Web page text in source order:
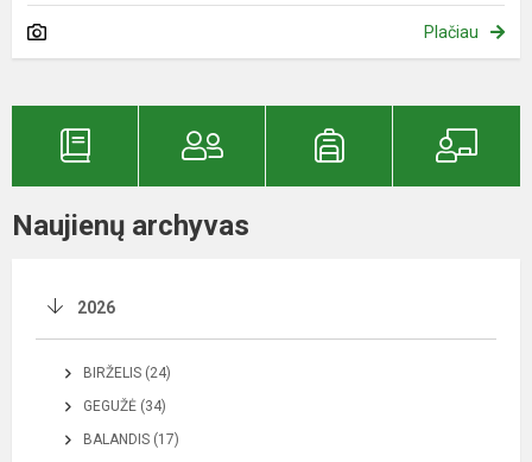
Plačiau
Naujienų archyvas
2026
BIRŽELIS (24)
GEGUŽĖ (34)
BALANDIS (17)